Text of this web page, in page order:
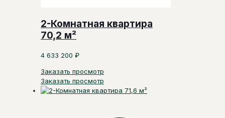
2-Комнатная квартира
70,2 м²
4 633 200 ₽
Заказать просмотр
Заказать просмотр